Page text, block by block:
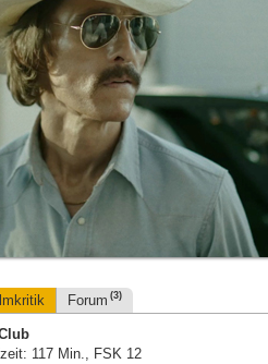
Forum (3)
117 Min., FSK 12